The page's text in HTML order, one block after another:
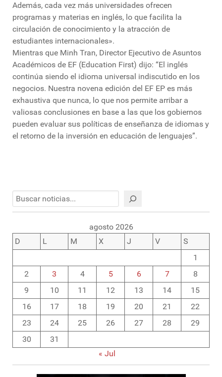
Además, cada vez más universidades ofrecen
programas y materias en inglés, lo que facilita la
circulación de conocimiento y la atracción de
estudiantes internacionales».
Mientras que Minh Tran, Director Ejecutivo de Asuntos
Académicos de EF (Education First) dijo: “El inglés
continúa siendo el idioma universal indiscutido en los
negocios. Nuestra novena edición del EF EP es más
exhaustiva que nunca, lo que nos permite arribar a
valiosas conclusiones en base a las que los gobiernos
pueden evaluar sus políticas de enseñanza de idiomas y
el retorno de la inversión en educación de lenguajes”.
Buscar
agosto 2026
D
L M X J V
S
1
2
3 4 5 6 7
8
9
10 11 12 13 14
15
16
17 18 19 20 21
22
23
24 25 26 27 28
29
30
31
« Jul